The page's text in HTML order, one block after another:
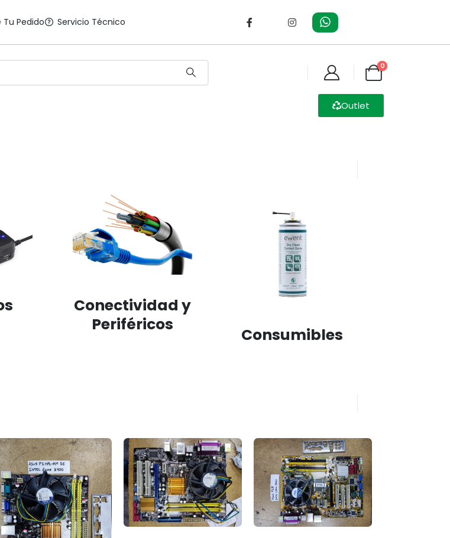
Tu Pedido Servicio Técnico
0
Outlet
Conectividad y
Periféricos
Consumibles